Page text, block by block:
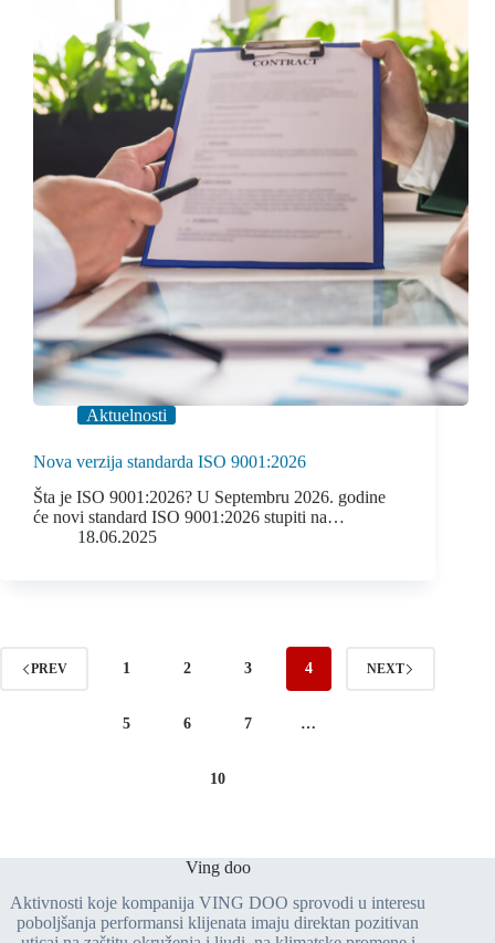
Aktuelnosti
Nova verzija standarda ISO 9001:2026
Šta je ISO 9001:2026? U Septembru 2026. godine
će novi standard ISO 9001:2026 stupiti na…
18.06.2025
PREV 1 2 3 4
5 6 7 …
10
NEXT
Ving doo
Aktivnosti koje kompanija VING DOO sprovodi u interesu
poboljšanja performansi klijenata imaju direktan pozitivan